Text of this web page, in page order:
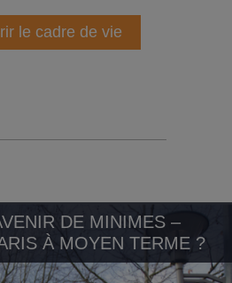
le cadre de vie
DE MINIMES –
À MOYEN TERME ?